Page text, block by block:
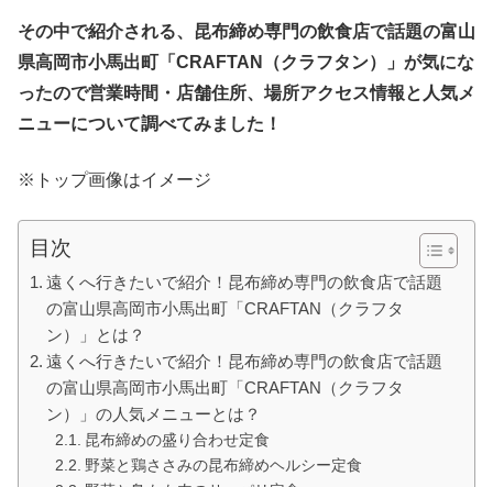
その中で紹介される、昆布締め専門の飲食店で話題の富山
県高岡市小馬出町「CRAFTAN（クラフタン）」が気にな
ったので営業時間・店舗住所、場所アクセス情報と人気メ
ニューについて調べてみました！
※トップ画像はイメージ
目次
遠くへ行きたいで紹介！昆布締め専門の飲食店で話題
の富山県高岡市小馬出町「CRAFTAN（クラフタ
ン）」とは？
遠くへ行きたいで紹介！昆布締め専門の飲食店で話題
の富山県高岡市小馬出町「CRAFTAN（クラフタ
ン）」の人気メニューとは？
昆布締めの盛り合わせ定食
野菜と鶏ささみの昆布締めヘルシー定食